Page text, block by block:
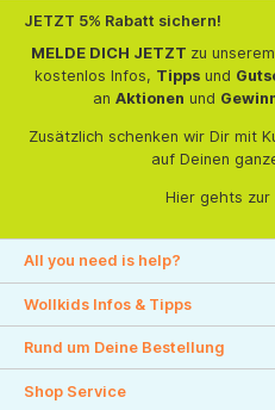
JETZT 5% Rabatt sichern!
MELDE DICH JETZT zu unserem
kostenlos Infos, Tippsund
an Aktionen und
Zusätzlich schenken wir Dir mit
auf Deinen
Hier gehts zur
All you need is help?
Wollkids Infos & Tipps
Rund um Deine Bestellung
Shop Service